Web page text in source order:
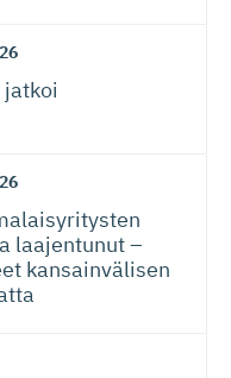
laajentunut –
kansainvälisen